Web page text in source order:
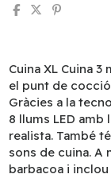
Cuina XL Cuina
el punt de cocció
Gràcies a la
8 llums LED
realista. També
sons de cuina. A
barbacoa i